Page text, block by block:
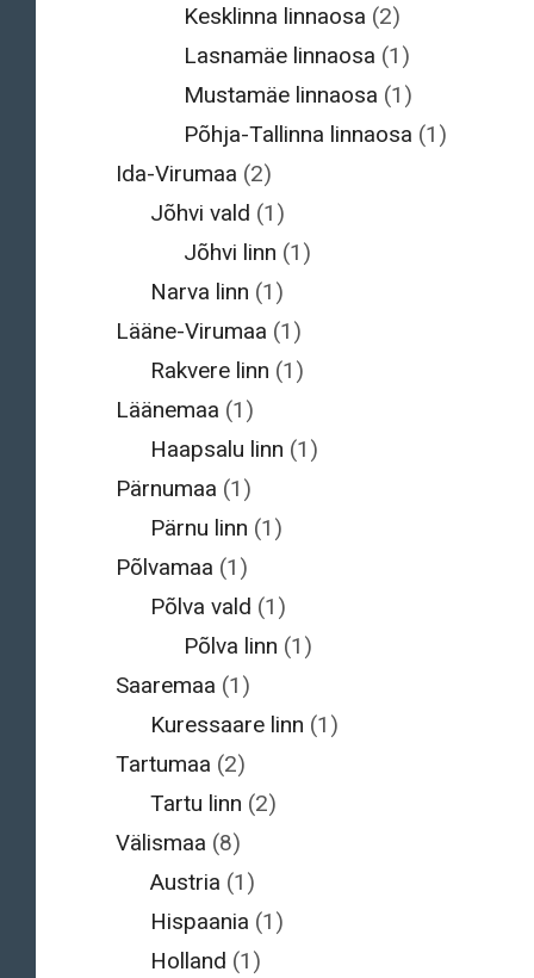
Kesklinna linnaosa (2)
Lasnamäe linnaosa (1)
Mustamäe linnaosa (1)
Põhja-Tallinna linnaosa (1)
Ida-Virumaa (2)
Jõhvi vald (1)
Jõhvi linn (1)
Narva linn (1)
Lääne-Virumaa (1)
Rakvere linn (1)
Läänemaa (1)
Haapsalu linn (1)
Pärnumaa (1)
Pärnu linn (1)
Põlvamaa (1)
Põlva vald (1)
Põlva linn (1)
Saaremaa (1)
Kuressaare linn (1)
Tartumaa (2)
Tartu linn (2)
Välismaa (8)
Austria (1)
Hispaania (1)
Holland (1)